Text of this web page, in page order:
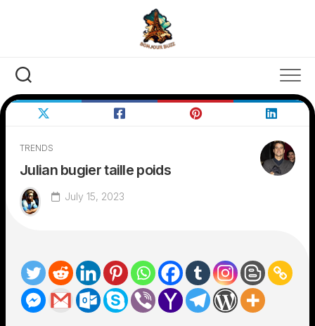
TRENDS
Julian bugier taille poids
July 15, 2023